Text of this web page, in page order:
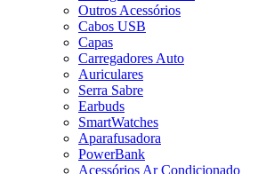
Outros Acessórios
Cabos USB
Capas
Carregadores Auto
Auriculares
Serra Sabre
Earbuds
SmartWatches
Aparafusadora
PowerBank
Acessórios Ar Condicionado